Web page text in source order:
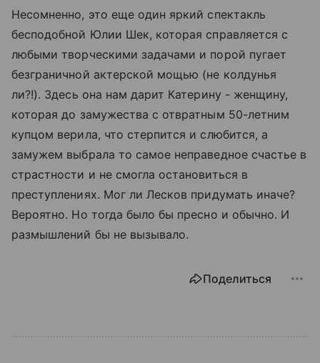
Несомненно, это еще один яркий спектакль
бесподобной Юлии Шек, которая справляется с
любыми творческими задачами и порой пугает
безграничной актерской мощью (не колдунья
ли?!). Здесь она нам дарит Катерину - женщину,
которая до замужества с отвратным 50-летним
купцом верила, что стерпится и слюбится, а
замужем выбрала то самое неправедное счастье в
страстности и не смогла остановиться в
преступлениях. Мог ли Лесков придумать иначе?
Вероятно. Но тогда было бы пресно и обычно. И
размышлений бы не вызывало.
Поделиться